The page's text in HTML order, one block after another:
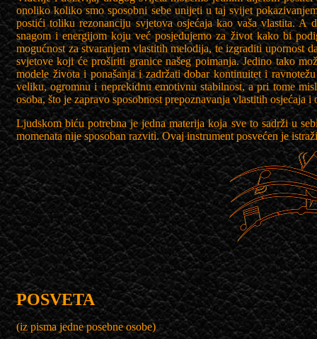
onoliko koliko smo sposobni sebe unijeti u taj svijet
postići toliku rezonanciju svjetova osjećaja kao vaša vlastita.
snagom i energijom koju već posjedujemo za život kako bi
mogućnost za stvaranjem vlastitih melodija, te izgraditi upornost
svjetove koji će proširiti granice našeg poimanja. Jedino tako
modele života i ponašanja i zadržati dobar kontinuitet i
veliku, ogromnu i neprekidnu emotivnu stabilnost, a pri tome
osoba, što je zapravo sposobnost prepoznavanja vlastitih
Ljudskom biću potrebna je jedna materija koja sve to sadrži u
momenata nije sposoban razviti. Ovaj instrument posvećen je
POSVETA
(iz pisma jedne posebne osobe)